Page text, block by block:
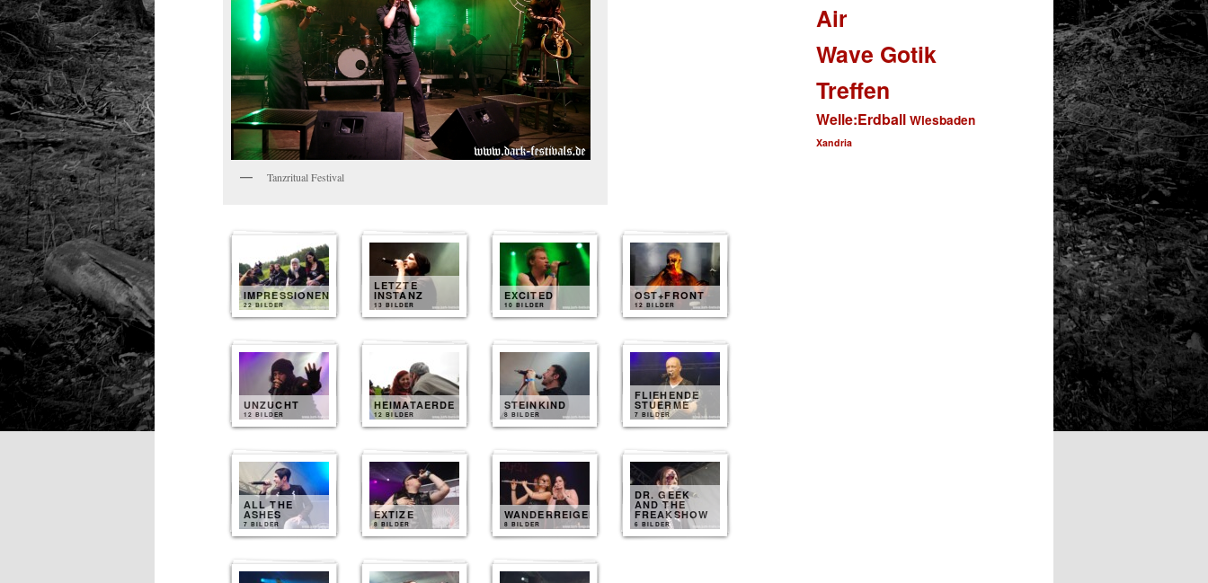
Tanzritual Festival
IMPRESSIONEN
22 BILDER
LETZTE
INSTANZ
13 BILDER
EXCITED
10 BILDER
OST+FRONT
12 BILDER
UNZUCHT
12 BILDER
HEIMATAERDE
12 BILDER
STEINKIND
8 BILDER
FLIEHENDE
STUERME
7 BILDER
ALL THE
ASHES
7 BILDER
EXTIZE
8 BILDER
WANDERREIGEN
8 BILDER
DR. GEEK
AND THE
FREAKSHOW
6 BILDER
Air
Wave Gotik
Treffen
Welle:Erdball Wiesbaden
Xandria